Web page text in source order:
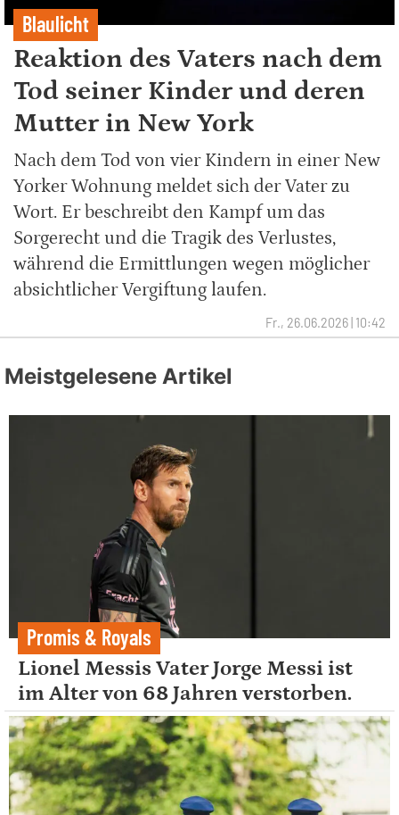
Blaulicht
Reaktion des Vaters nach dem
Tod seiner Kinder und deren
Mutter in New York
Nach dem Tod von vier Kindern in einer New
Yorker Wohnung meldet sich der Vater zu
Wort. Er beschreibt den Kampf um das
Sorgerecht und die Tragik des Verlustes,
während die Ermittlungen wegen möglicher
absichtlicher Vergiftung laufen.
Fr., 26.06.2026 | 10:42
Meistgelesene Artikel
Promis & Royals
Lionel Messis Vater Jorge Messi ist
im Alter von 68 Jahren verstorben.